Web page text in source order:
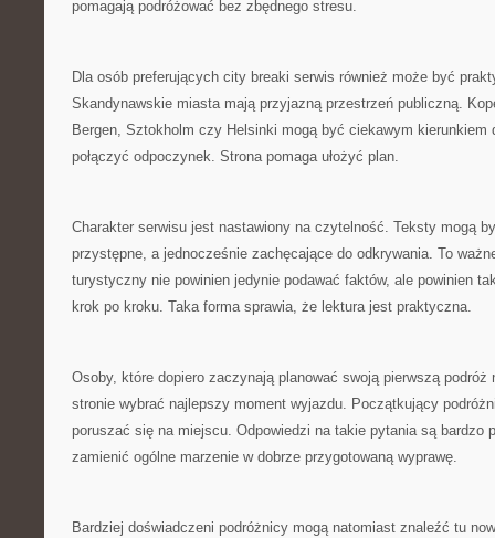
pomagają podróżować bez zbędnego stresu.
Dla osób preferujących city breaki serwis również może być
Skandynawskie miasta mają przyjazną przestrzeń publiczną.
Bergen, Sztokholm czy Helsinki mogą być ciekawym kierunkiem
połączyć odpoczynek. Strona pomaga ułożyć plan.
Charakter serwisu jest nastawiony na czytelność. Teksty mogą
przystępne, a jednocześnie zachęcające do odkrywania. To
turystyczny nie powinien jedynie podawać faktów, ale powinien
krok po kroku. Taka forma sprawia, że lektura jest praktyczna.
Osoby, które dopiero zaczynają planować swoją pierwszą podróż
stronie wybrać najlepszy moment wyjazdu. Początkujący
poruszać się na miejscu. Odpowiedzi na takie pytania są bardzo
zamienić ogólne marzenie w dobrze przygotowaną wyprawę.
Bardziej doświadczeni podróżnicy mogą natomiast znaleźć tu